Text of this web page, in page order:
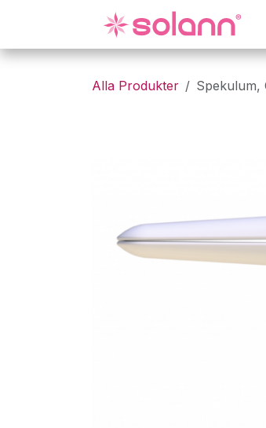
Alla Produkter Spekulum,